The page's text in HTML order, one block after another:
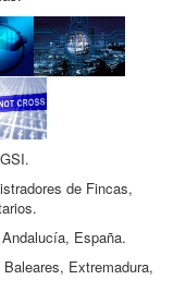
de Fincas,
España.
Extremadura,